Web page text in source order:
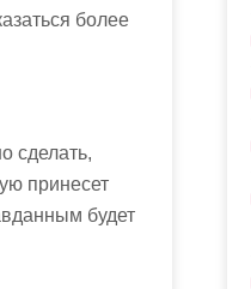
более
сделать,
принесет
будет